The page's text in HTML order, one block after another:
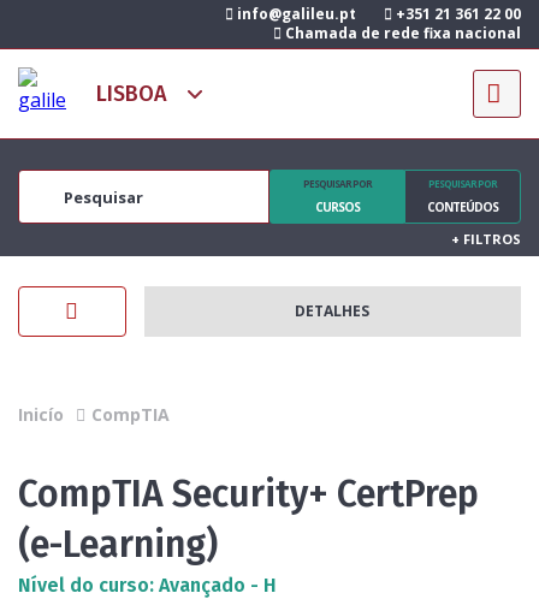
info@galileu.pt
+351 21 361 22 00
Chamada de rede fixa nacional
PESQUISAR POR
CURSOS
PESQUISAR POR
CONTEÚDOS
+ FILTROS
DETALHES
Inicío CompTIA
CompTIA Security+ CertPrep
(e-Learning)
Nível do curso: Avançado - H